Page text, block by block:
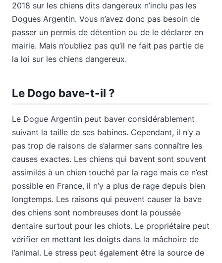
2018 sur les chiens dits dangereux n’inclu pas les
Dogues Argentin. Vous n’avez donc pas besoin de
passer un permis de détention ou de le déclarer en
mairie. Mais n’oubliez pas qu’il ne fait pas partie de
la loi sur les chiens dangereux.
Le Dogo bave-t-il ?
Le Dogue Argentin peut baver considérablement
suivant la taille de ses babines. Cependant, il n’y a
pas trop de raisons de s’alarmer sans connaître les
causes exactes. Les chiens qui bavent sont souvent
assimilés à un chien touché par la rage mais ce n’est
possible en France, il n’y a plus de rage depuis bien
longtemps. Les raisons qui peuvent causer la bave
des chiens sont nombreuses dont la poussée
dentaire surtout pour les chiots. Le propriétaire peut
vérifier en mettant les doigts dans la mâchoire de
l’animal. Le stress peut également être la source de